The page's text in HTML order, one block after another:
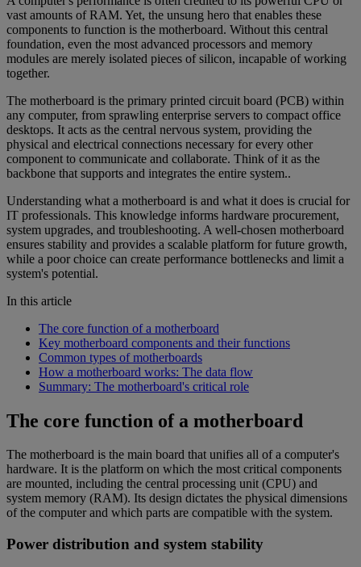
vast amounts of RAM. Yet, the unsung hero that enables these
components to function is the motherboard. Without this central
foundation, even the most advanced processors and memory
modules are merely isolated pieces of silicon, incapable of working
together.
The motherboard is the primary printed circuit board (PCB) within
any computer, from sprawling enterprise servers to compact office
desktops. It acts as the central nervous system, providing the
physical and electrical connections necessary for every other
component to communicate and collaborate. Think of it as the
backbone that supports and integrates the entire system..
Understanding what a motherboard is and what it does is crucial for
IT professionals. This knowledge informs hardware procurement,
system upgrades, and troubleshooting. A well-chosen motherboard
ensures stability and provides a scalable platform for future growth,
while a poor choice can create performance bottlenecks and limit a
system's potential.
In this article
The core function of a motherboard
Key motherboard components and their functions
Common types of motherboards
How a motherboard works: The data flow
Summary: The motherboard's critical role
The core function of a motherboard
The motherboard is the main board that unifies all of a computer's
hardware. It is the platform on which the most critical components
are mounted, including the central processing unit (CPU) and
system memory (RAM). Its design dictates the physical dimensions
of the computer and which parts are compatible with the system.
Power distribution and system stability